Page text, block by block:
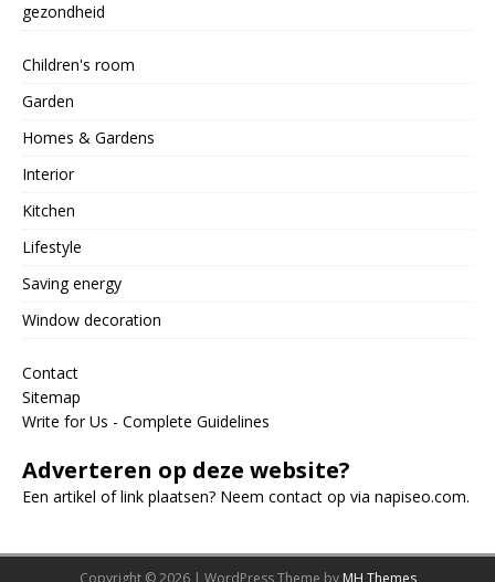
gezondheid
Children's room
Garden
Homes & Gardens
Interior
Kitchen
Lifestyle
Saving energy
Window decoration
Contact
Sitemap
Write for Us - Complete Guidelines
Adverteren op deze website?
Een artikel of link plaatsen? Neem contact op via napiseo.com.